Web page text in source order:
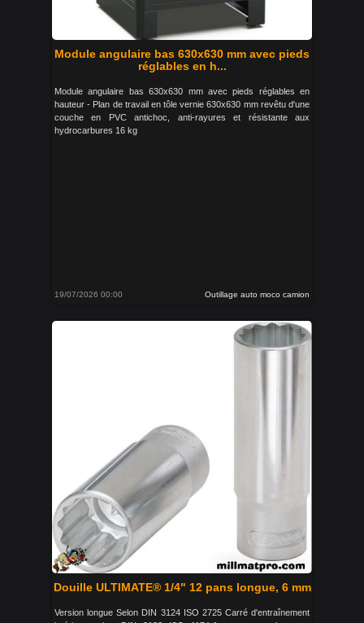
Module angulaire bas 630x630 mm avec pieds
réglables en h...
Module angulaire bas 630x630 mm avec pieds réglables en
hauteur - Plan de travail en tôle vernie 630x630 mm revêtu d'une
couche en PVC antichoc, anti-rayures et résistante aux
hydrocarbures 16 kg
19/07/2026 00:00 Outillage auto moco camion
Douille ULTIMATE® 1/4" 12 pans longue, 6 mm
Version longue Selon DIN 3124 ISO 2725 Carré d'entraînement